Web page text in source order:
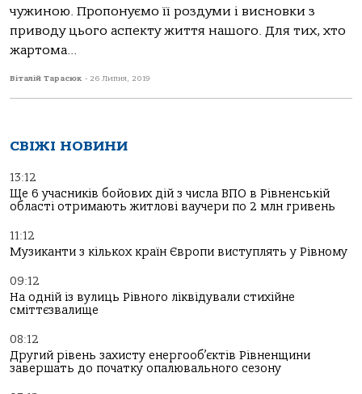
чужиною. Пропонуємо її роздуми і висновки з
приводу цього аспекту життя нашого. Для тих, хто
жартома...
Віталій Тарасюк - 26 Липня, 2019
СВІЖІ НОВИНИ
13:12
Ще 6 учасників бойових дій з числа ВПО в Рівненській
області отримають житлові ваучери по 2 млн гривень
11:12
Музиканти з кількох країн Європи виступлять у Рівному
09:12
На одній із вулиць Рівного ліквідували стихійне
сміттєзвалище
08:12
Другий рівень захисту енергооб’єктів Рівненщини
завершать до початку опалювального сезону